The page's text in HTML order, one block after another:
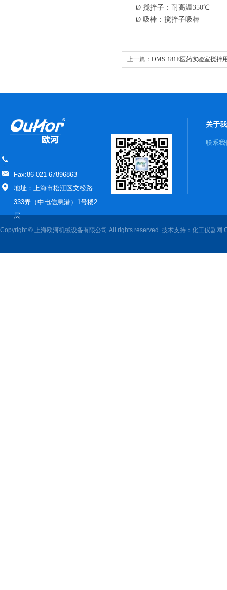
Ø 搅拌子：耐高温350℃
Ø 吸棒：搅拌子吸棒
上一篇： OMS-181E医药实验室搅拌
Fax:86-021-67896863
地址：上海市松江区文松路
333弄（中电信息港）1号楼2
层
关于
联系我
Copyright © 上海欧河机械设备有限公司 All rights reserved. 技术支持： 化工仪器网